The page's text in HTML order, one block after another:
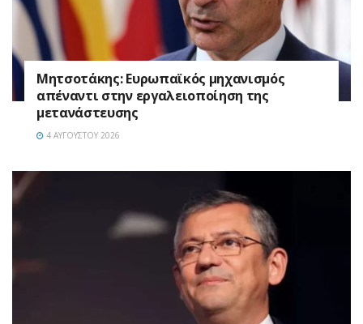
Μητσοτάκης: Ευρωπαϊκός μηχανισμός
απέναντι στην εργαλειοποίηση της
μετανάστευσης
4 ΑΥΓΟΎΣΤΟΥ 2026